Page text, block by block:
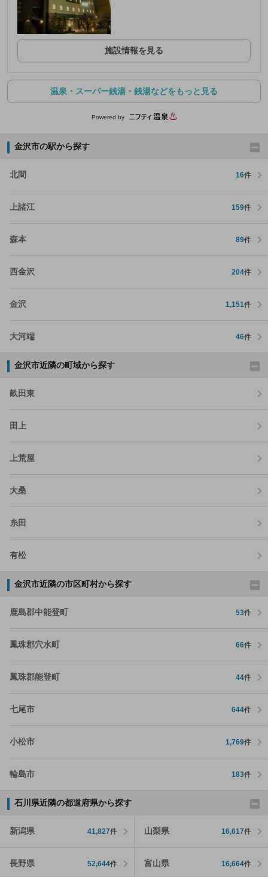
施設情報を見る
温泉・スーパー銭湯・銭湯などをもっと見る
Powered by
金沢市の駅から探す
北間 16件
上諸江 159件
森本 89件
西金沢 204件
金沢 1,151件
大河端 46件
金沢市近隣の町域から探す
畝田東
田上
上荒屋
大桑
糸田
有松
金沢市近隣の市区町村から探す
鹿島郡中能登町 53件
鳳珠郡穴水町 66件
鳳珠郡能登町 44件
七尾市 644件
小松市 1,769件
輪島市 183件
石川県近隣の都道府県から探す
新潟県 41,827件 山梨県 16,617件
長野県 52,644件 富山県 16,664件